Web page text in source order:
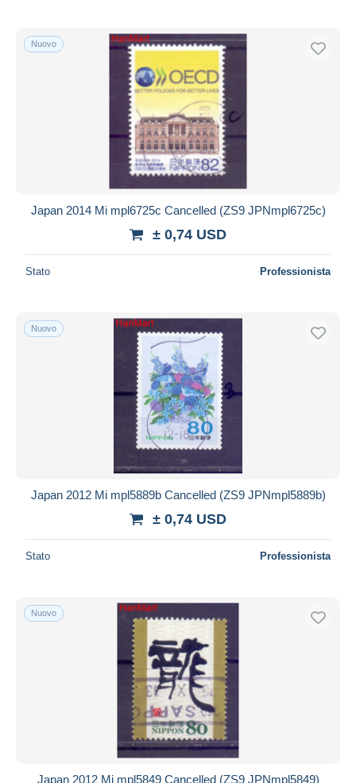
Nuovo
Japan 2014 Mi mpl6725c Cancelled (ZS9 JPNmpl6725c)
± 0,74 USD
Stato Professionista
Nuovo
Japan 2012 Mi mpl5889b Cancelled (ZS9 JPNmpl5889b)
± 0,74 USD
Stato Professionista
Nuovo
Japan 2012 Mi mpl5849 Cancelled (ZS9 JPNmpl5849)